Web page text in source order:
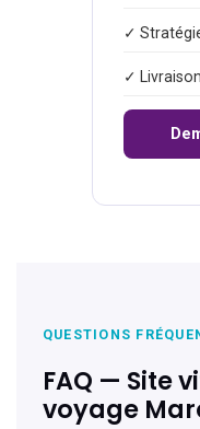
✓
✓
QUESTIONS
FAQ — Site
voyage